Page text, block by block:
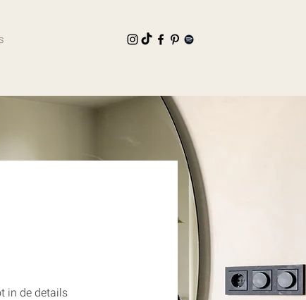
in de details